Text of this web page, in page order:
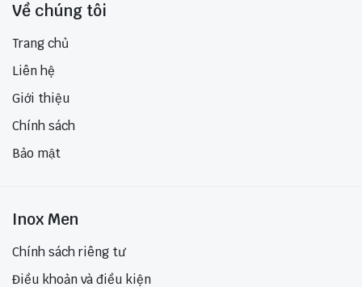
Về chúng tôi
Trang chủ
Liên hệ
Giới thiệu
Chính sách
Bảo mật
Inox Men
Chính sách riêng tư
Điều khoản và điều kiện